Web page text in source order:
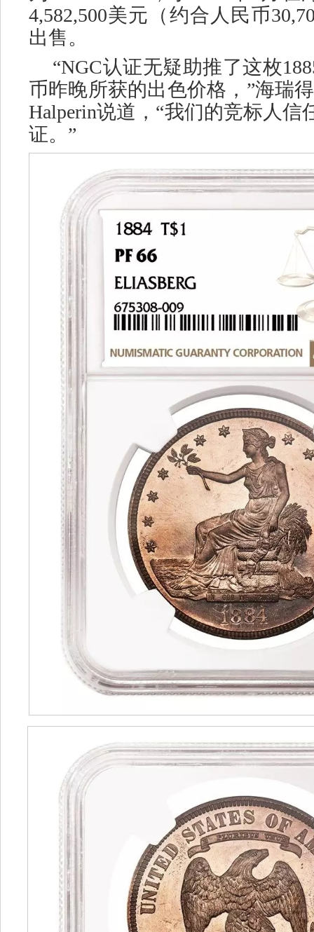
4,582,500美元（约合人民币
出售。
“NGC认证无疑助推了这枚
币昨晚所获的出色价格，”海瑞
Halperin说道，“我们的竞标人信
证。”